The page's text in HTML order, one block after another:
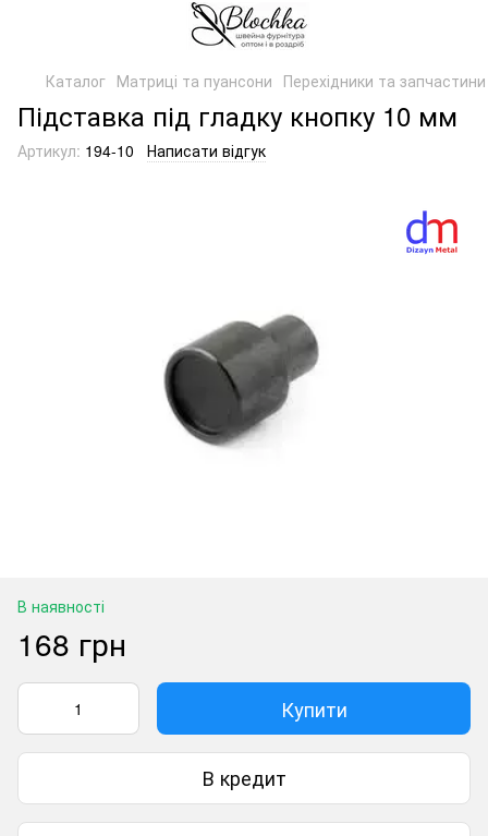
Каталог Матриці та пуансони Перехідники та
Підставка під гладку кнопку 10 мм
Артикул: 194-10 Написати відгук
В наявності
168 грн
Купити
В кредит